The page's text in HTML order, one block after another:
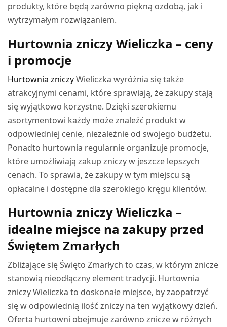
produkty, które będą zarówno piękną ozdobą, jak i
wytrzymałym rozwiązaniem.
Hurtownia zniczy Wieliczka – ceny
i promocje
Hurtownia zniczyWieliczka wyróżnia się także
atrakcyjnymi cenami, które sprawiają, że zakupy stają
się wyjątkowo korzystne. Dzięki szerokiemu
asortymentowi każdy może znaleźć produkt w
odpowiedniej cenie, niezależnie od swojego budżetu.
Ponadto hurtownia regularnie organizuje promocje,
które umożliwiają zakup zniczy w jeszcze lepszych
cenach. To sprawia, że zakupy w tym miejscu są
opłacalne i dostępne dla szerokiego kręgu klientów.
Hurtownia zniczy Wieliczka –
idealne miejsce na zakupy przed
Świętem Zmarłych
Zbliżające się Święto Zmarłych to czas, w którym znicze
stanowią nieodłączny element tradycji. Hurtownia
zniczy Wieliczka to doskonałe miejsce, by zaopatrzyć
się w odpowiednią ilość zniczy na ten wyjątkowy dzień.
Oferta hurtowni obejmuje zarówno znicze w różnych